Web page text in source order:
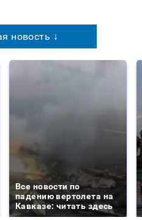
новость ↓
Все новости по
падению вертолета на
Кавказе: читать здесь